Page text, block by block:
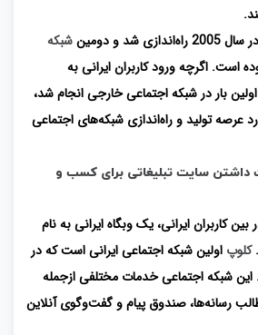
شبکه
است. اگرچه ورود کاربران ایرانی به
بار در شبکه اجتماعی خارجی انجام شد،
عرصه تولید و راه‌اندازی شبکه‌های اجتماعی
داشتن سایت تبلیغاتی برای کسب و
کاربران ایرانی، یک وبگاه ایرانی به نام
کلوپ اولین شبکه اجتماعی ایرانی است که در
شد. این شبکه اجتماعی خدمات مختلفی ازجمله
رسانه‌ها، صندوق پیام و گفت‌وگوی آنلاین